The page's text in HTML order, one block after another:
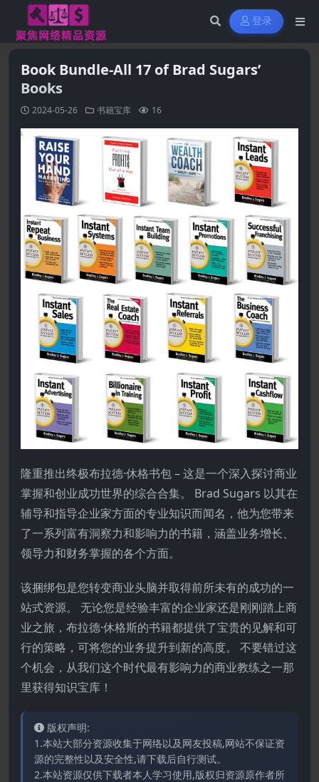
登录
Book Bundle-All 17 of Brad Sugars’
Books
2024-05-26 书籍宝库 16
隆重推出终极布拉德·休格书包 – 这是一个深入探讨商业
掌握和创业成功世界的综合合集。 Brad Sugars 以其在
辅导和指导企业家方面的专业知识而闻名，他为您带来
了一系列富有洞察力和影响力的书籍，涵盖业务增长、
领导力和财务掌握的各个方面。
该捆绑包是您转变商业头脑并取得前所未有的成功的一
站式资源。 无论您是经验丰富的企业家还是刚刚踏上商
业之旅，布拉德·休格斯的书籍都提供了宝贵的见解和可
行的策略，可将您的业务提升到新的高度。 不要错过这
个机会，从我们这个时代最有影响力的商业教练之一那
里获得知识宝库！
版权声明:
1.本站大部分资源收集于网络以及网友投稿,网站不保证资
源的完整性以及安全性,请下载后自行测试。
2.本站资源仅供下载者本人学习使用,版权归资源原作者所